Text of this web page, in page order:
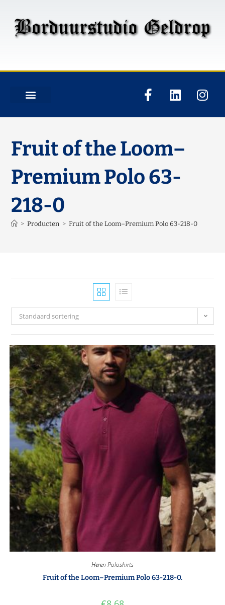
Fruit of the Loom–
Premium Polo 63-
218-0
> Producten > Fruit of the Loom–Premium Polo 63-218-0
Standaard sortering
Heren Poloshirts
Fruit of the Loom–Premium Polo 63-218-0.